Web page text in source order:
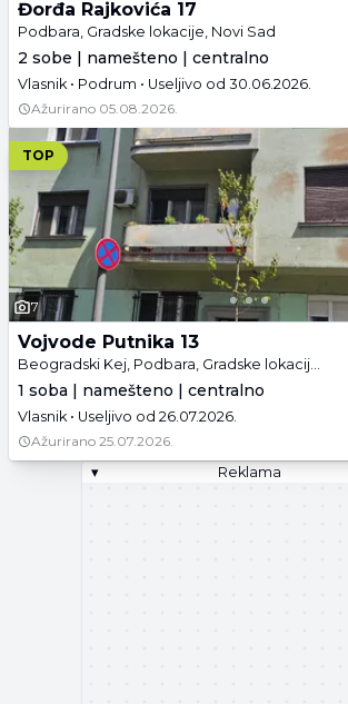
Đorđa Rajkovića 17
Podbara, Gradske lokacije, Novi Sad
2 sobe | namešteno | centralno
Vlasnik • Podrum • Useljivo od 30.06.2026.
Ažurirano 05.08.2026.
TOP
7
Vojvode Putnika 13
Beogradski Kej, Podbara, Gradske lokacije, Novi Sad
1 soba | namešteno | centralno
Vlasnik • Useljivo od 26.07.2026.
Ažurirano 25.07.2026.
▾
Reklama